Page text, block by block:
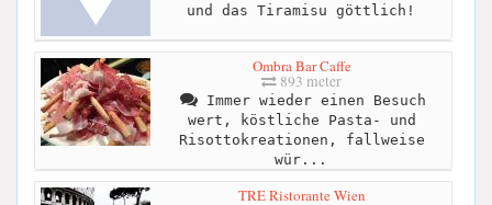
und das Tiramisu göttlich!
Ombra Bar Caffe
893 meter
Immer wieder einen Besuch
wert, köstliche Pasta- und
Risottokreationen, fallweise
wür...
TRE Ristorante Wien